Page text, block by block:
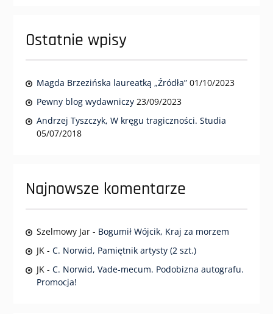
Ostatnie wpisy
Magda Brzezińska laureatką „Źródła” 01/10/2023
Pewny blog wydawniczy 23/09/2023
Andrzej Tyszczyk, W kręgu tragiczności. Studia
05/07/2018
Najnowsze komentarze
Szelmowy Jar- Bogumił Wójcik, Kraj za morzem
JK- C. Norwid, Pamiętnik artysty (2 szt.)
JK- C. Norwid, Vade-mecum. Podobizna autografu.
Promocja!